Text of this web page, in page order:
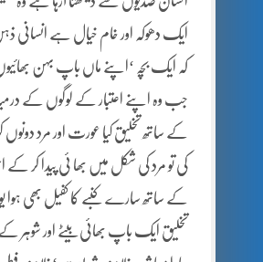
ایک دھوکہ اور خام خیال ہے انسانی
کہ ایک بچہ ‘اپنے ماں باپ بہن
جب وہ اپنے اعتبار کے لوگوں کے
کے ساتھ تخلیق کیا عورت اور مرد
کی تو مرد کی شکل میں بھا ئی پیدا کر
کے ساتھ سارے کنبے کا کفیل بھی ہوا
تخلیق ایک باپ بھائی بیٹے اور شوہر